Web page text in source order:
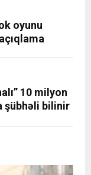
oyunu
10 milyon
şübhəli bilinir